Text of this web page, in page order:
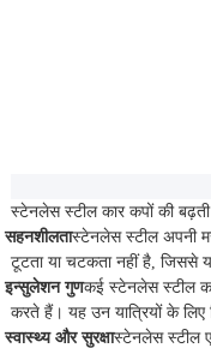
स्टेनलेस स्टील कार कपों की
सहनशीलतास्टेनलेस स्टील अपनी
टूटता या चटकता नहीं है, जिससे
इन्सुलेशन गुणकई स्टेनलेस स्टील
करते हैं। यह उन यात्रियों के लिए
स्वास्थ्य और सुरक्षास्टेनलेस स्टील